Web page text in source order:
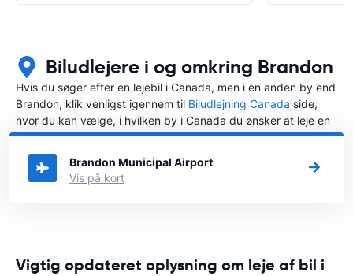
Biludlejere i og omkring Brandon
Hvis du søger efter en lejebil i Canada, men i en anden by end
Brandon, klik venligst igennem til Biludlejning Canada side,
hvor du kan vælge, i hvilken by i Canada du ønsker at leje en
bil.
Brandon Municipal Airport
Vis på kort
Vigtig opdateret oplysning om leje af bil i